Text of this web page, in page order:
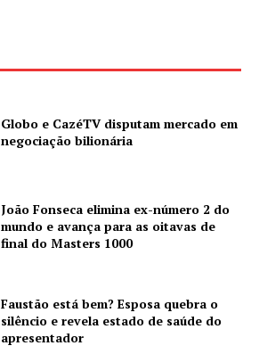
Globo e CazéTV disputam mercado em
negociação bilionária
João Fonseca elimina ex-número 2 do
mundo e avança para as oitavas de
final do Masters 1000
Faustão está bem? Esposa quebra o
silêncio e revela estado de saúde do
apresentador